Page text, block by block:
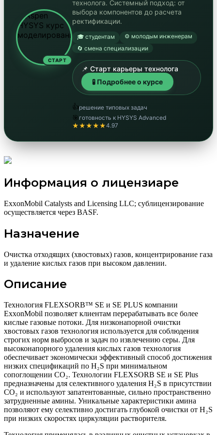
СТАРТ
технолога. Системный подход: от
выбора компонентов до расчета
ректификации.
🎓 студентам
⚙️ молодым инженерам
🔄 смена специализации
📌 Старт карьеры технолога
🧪 Подробнее о курсе
👍решение типовых задач
🎯 готовность к HYSYS Advanced
★★★★★4.97
Информация о лицензиаре
ExxonMobil Catalysts and Licensing LLC; сублицензирование
осуществляется через BASF.
Назначение
Очистка отходящих (хвостовых) газов, концентрирование газа
и удаление кислых газов при высоком давлении.
Описание
Технология FLEXSORB™ SE и SE PLUS компании
ExxonMobil позволяет клиентам перерабатывать все более
кислые газовые потоки. Для низконапорной очистки
хвостовых газов технология используется для соблюдения
строгих норм выбросов и задач по извлечению серы. Для
высоконапорного удаления кислых газов технология
обеспечивает экономически эффективный способ достижения
низких спецификаций по H₂S при минимальном
сопоглощении CO₂. Технологии FLEXSORB SE и SE Plus
предназначены для селективного удаления H₂S в присутствии
CO₂ и используют запатентованные, сильно пространственно
затрудненные амины. Уникальные характеристики амина
позволяют ему селективно достигать глубокой очистки от H₂S
при низких скоростях циркуляции растворителя.